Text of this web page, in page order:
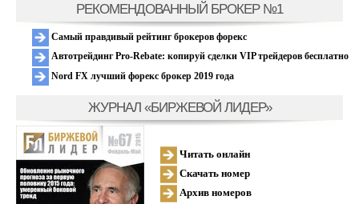
РЕКОМЕНДОВАННЫЙ БРОКЕР №1
Самый правдивый рейтинг брокеров форекс
Автотрейдинг Pro-Rebate: копируй сделки VIP трейдеров бесплатно
Nord FX лучший форекс брокер 2019 года
ЖУРНАЛ «БИРЖЕВОЙ ЛИДЕР»
Читать онлайн
Скачать номер
Архив номеров